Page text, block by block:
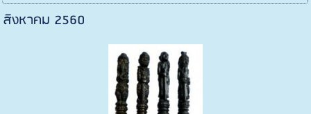
สิงหาคม 2560